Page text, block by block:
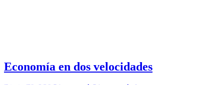
Economía en dos velocidades